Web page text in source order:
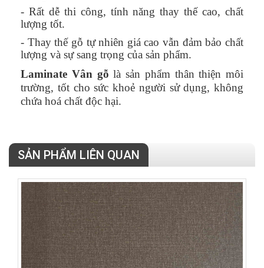
- Rất dễ thi công, tính năng thay thế cao, chất
lượng tốt.
- Thay thế gỗ tự nhiên giá cao vẫn đảm bảo chất
lượng và sự sang trọng của sản phẩm.
Laminate Vân gỗ là sản phẩm thân thiện môi
trường, tốt cho sức khoẻ người sử dụng, không
chứa hoá chất độc hại.
SẢN PHẨM LIÊN QUAN